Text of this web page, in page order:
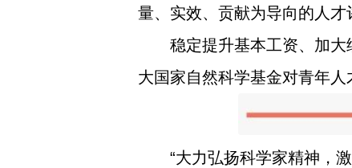
量、实效、贡献为导向的人
稳定提升基本工资、加
大国家自然科学基金对青年
“大力弘扬科学家精神，